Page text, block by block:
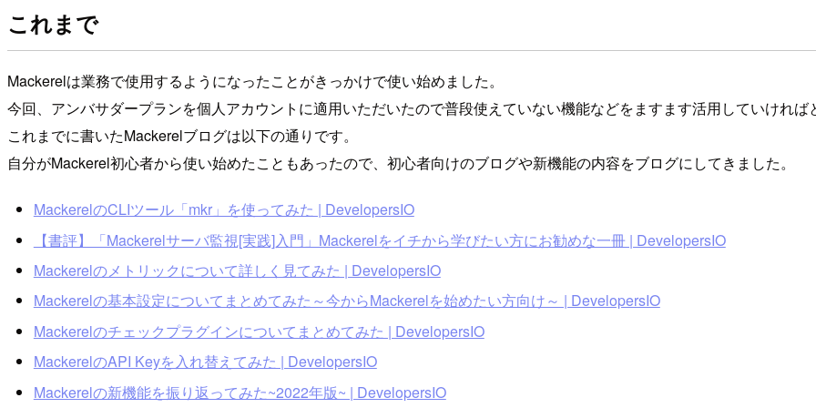
これまで
Mackerelは業務で使用するようになったことがきっかけで使い始めました。
今回、アンバサダープランを個人アカウントに適用いただいたので普段使えていない機能などをますます活用していければ
これまでに書いたMackerelブログは以下の通りです。
自分がMackerel初心者から使い始めたこともあったので、初心者向けのブログや新機能の内容をブログにしてきました。
MackerelのCLIツール「mkr」を使ってみた | DevelopersIO
【書評】「Mackerelサーバ監視[実践]入門」Mackerelをイチから学びたい方にお勧めな一冊 | DevelopersIO
Mackerelのメトリックについて詳しく見てみた | DevelopersIO
Mackerelの基本設定についてまとめてみた～今からMackerelを始めたい方向け～ | DevelopersIO
Mackerelのチェックプラグインについてまとめてみた | DevelopersIO
MackerelのAPI Keyを入れ替えてみた | DevelopersIO
Mackerelの新機能を振り返ってみた~2022年版~ | DevelopersIO